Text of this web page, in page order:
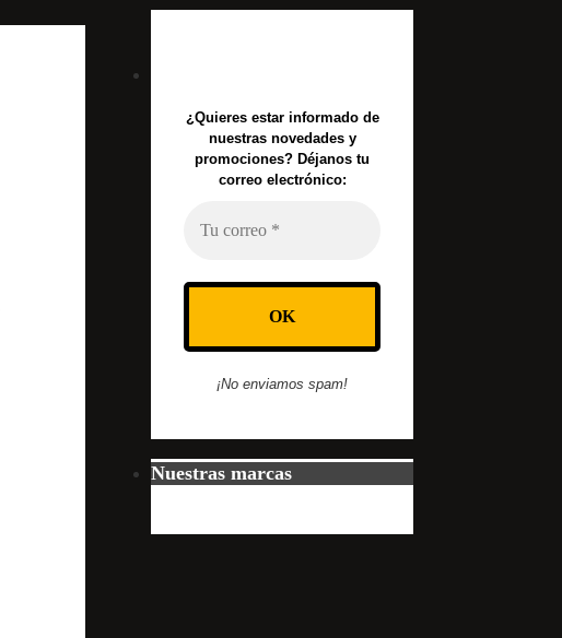
¿Quieres estar informado de
nuestras novedades y
promociones? Déjanos tu
correo electrónico:
¡No enviamos spam!
Nuestras marcas